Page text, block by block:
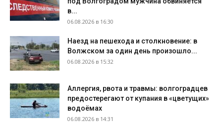
в...
06.08.2026 в 16:30
Наезд на пешехода и столкновение: в
Волжском за один день произошло...
06.08.2026 в 15:32
Аллергия, рвота и травмы: волгоградцев
предостерегают от купания в «цветущих»
водоёмах
06.08.2026 в 14:31